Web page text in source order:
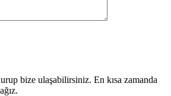
bize ulaşabilirsiniz. En kısa zamanda